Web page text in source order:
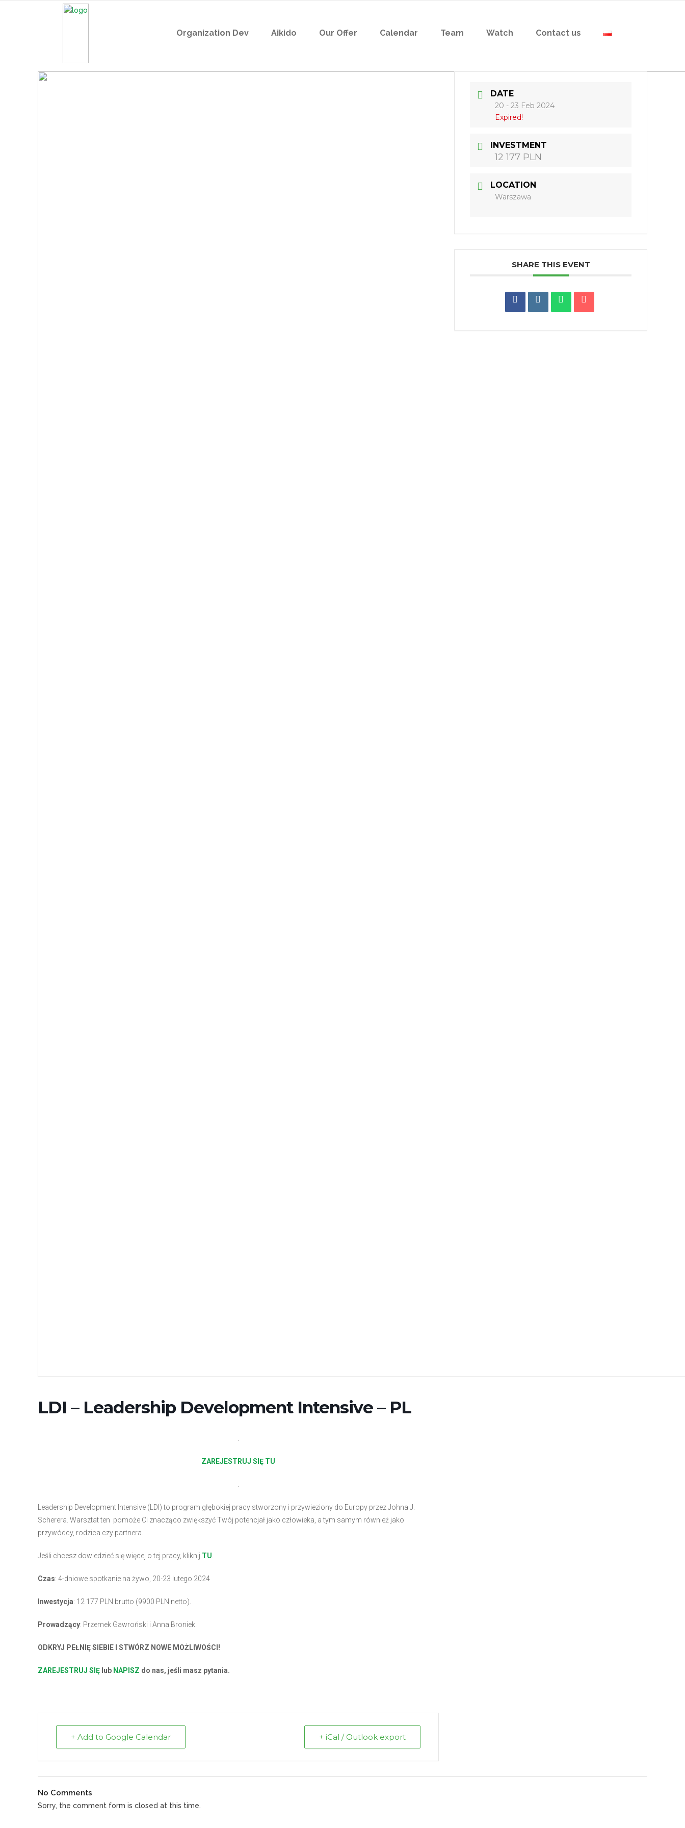
Organization Dev Aikido Our Offer Calendar Team Watch Contact us
LDI – Leadership Development Intensive – PL
ZAREJESTRUJ SIĘ TU
Leadership Development Intensive (LDI) to program głębokiej pracy stworzony i przywieziony do Europy przez Johna J.
Scherera. Warsztat ten pomoże Ci znacząco zwiększyć Twój potencjał jako człowieka, a tym samym również jako
przywódcy, rodzica czy partnera.
Jeśli chcesz dowiedzieć się więcej o tej pracy, kliknij TU
Czas: 4-dniowe spotkanie na żywo, 20-23 lutego 2024
Inwestycja: 12 177 PLN brutto (9900 PLN netto).
Prowadzący: Przemek Gawroński i Anna Broniek.
ODKRYJ PEŁNIĘ SIEBIE I STWÓRZ NOWE MOŻLIWOŚCI!
ZAREJESTRUJ SIĘ lub NAPISZ do nas, jeśli masz pytania.
+ Add to Google Calendar + iCal / Outlook export
DATE
20 - 23 Feb 2024
Expired!
INVESTMENT
12 177 PLN
LOCATION
Warszawa
SHARE THIS EVENT
No Comments
Sorry, the comment form is closed at this time.